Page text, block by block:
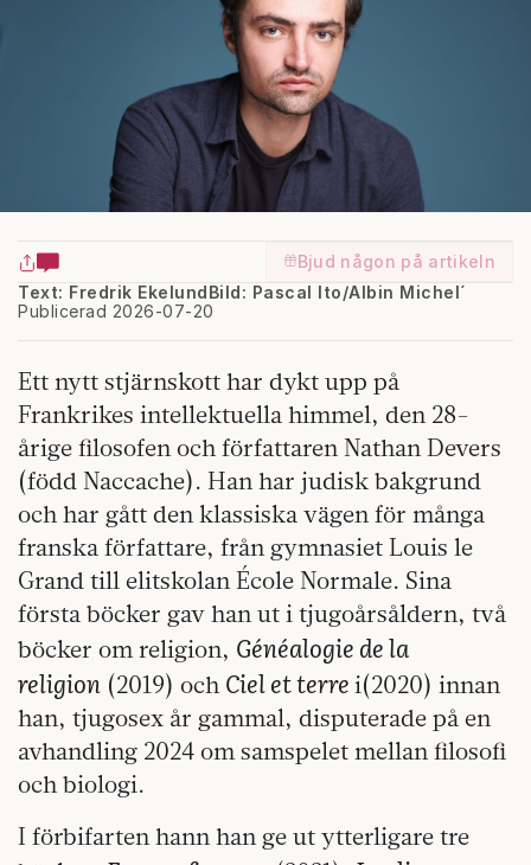
Bjud någon på artikeln
Text: Fredrik Ekelund
Publicerad 2026-07-20
Bild: Pascal Ito/Albin Michel´
Ett nytt stjärnskott har dykt upp på
Frankrikes intellektuella himmel, den 28-
årige filosofen och författaren Nathan Devers
(född Naccache). Han har judisk bakgrund
och har gått den klassiska vägen för många
franska författare, från gymnasiet Louis le
Grand till elitskolan École Normale. Sina
första böcker gav han ut i tjugoårsåldern, två
böcker om religion, Généalogie de la
religion (2019) och Ciel et terre i(2020) innan
han, tjugosex år gammal, disputerade på en
avhandling 2024 om samspelet mellan filosofi
och biologi.
I förbifarten hann han ge ut ytterligare tre